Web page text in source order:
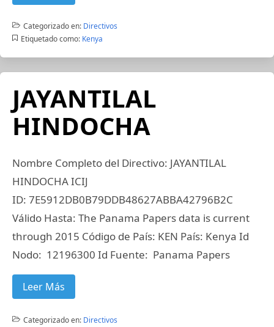
Categorizado en: Directivos
Etiquetado como: Kenya
JAYANTILAL
HINDOCHA
Nombre Completo del Directivo: JAYANTILAL
HINDOCHA ICIJ
ID: 7E5912DB0B79DDB48627ABBA42796B2C
Válido Hasta: The Panama Papers data is current
through 2015 Código de País: KEN País: Kenya Id
Nodo: 12196300 Id Fuente: Panama Papers
Leer Más
Categorizado en: Directivos